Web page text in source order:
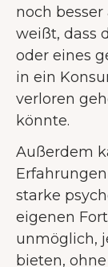
noch besser
weißt, dass
oder eines
in ein
verloren
könnte.
Außerdem
starke
eigenen
unmöglich,
bieten,